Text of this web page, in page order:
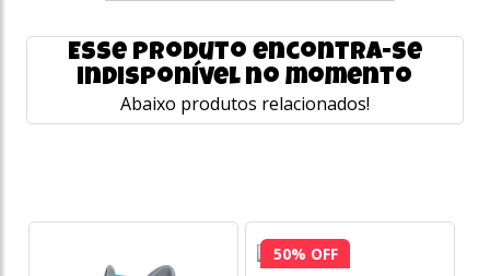
Esse produto encontra-se
indisponível no momento
Abaixo produtos relacionados!
50% OFF